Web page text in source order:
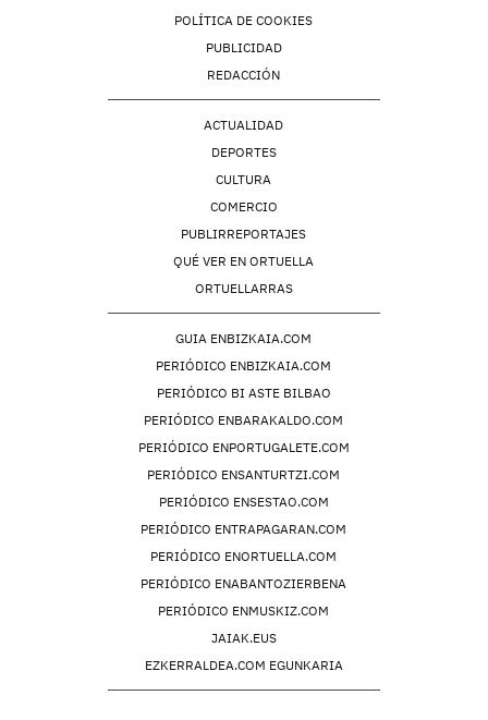
POLÍTICA DE COOKIES
PUBLICIDAD
REDACCIÓN
ACTUALIDAD
DEPORTES
CULTURA
COMERCIO
PUBLIRREPORTAJES
QUÉ VER EN ORTUELLA
ORTUELLARRAS
GUIA ENBIZKAIA.COM
PERIÓDICO ENBIZKAIA.COM
PERIÓDICO BI ASTE BILBAO
PERIÓDICO ENBARAKALDO.COM
PERIÓDICO ENPORTUGALETE.COM
PERIÓDICO ENSANTURTZI.COM
PERIÓDICO ENSESTAO.COM
PERIÓDICO ENTRAPAGARAN.COM
PERIÓDICO ENORTUELLA.COM
PERIÓDICO ENABANTOZIERBENA
PERIÓDICO ENMUSKIZ.COM
JAIAK.EUS
EZKERRALDEA.COM EGUNKARIA